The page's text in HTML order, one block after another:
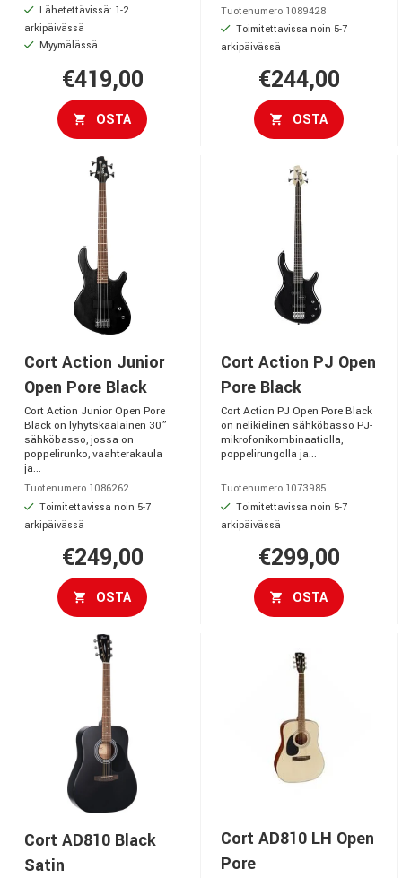
Lähetettävissä: 1-2
arkipäivässä
Myymälässä
€419,00
OSTA
Tuotenumero 1089428
Toimitettavissa noin 5-7
arkipäivässä
€244,00
OSTA
Cort Action Junior
Open Pore Black
Cort Action Junior Open Pore
Black on lyhytskaalainen 30”
sähköbasso, jossa on
poppelirunko, vaahterakaula
ja...
Tuotenumero 1086262
Toimitettavissa noin 5-7
arkipäivässä
€249,00
OSTA
Cort Action PJ Open
Pore Black
Cort Action PJ Open Pore Black
on nelikielinen sähköbasso PJ-
mikrofonikombinaatiolla,
poppelirungolla ja...
Tuotenumero 1073985
Toimitettavissa noin 5-7
arkipäivässä
€299,00
OSTA
Cort AD810 Black
Satin
Cort AD810 LH Open
Pore